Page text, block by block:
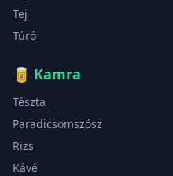
Tej
Túró
🥫 Kamra
Tészta
Paradicsomszósz
Rizs
Kávé